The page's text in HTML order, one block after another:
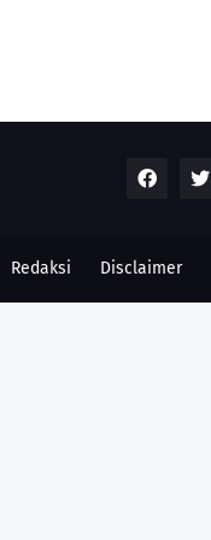
Redaksi Disclaimer